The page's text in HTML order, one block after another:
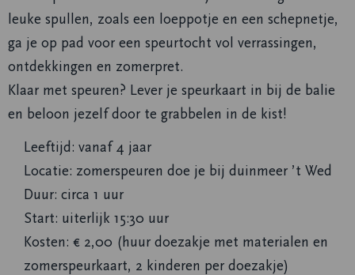
leuke spullen, zoals een loeppotje en een schepnetje,
ga je op pad voor een speurtocht vol verrassingen,
ontdekkingen en zomerpret.
Klaar met speuren? Lever je speurkaart in bij de balie
en beloon jezelf door te grabbelen in de kist!
Leeftijd: vanaf 4 jaar
Locatie: zomerspeuren doe je bij duinmeer ’t Wed
Duur: circa 1 uur
Start: uiterlijk 15:30 uur
Kosten: € 2,00 (huur doezakje met materialen en
zomerspeurkaart, 2 kinderen per doezakje)